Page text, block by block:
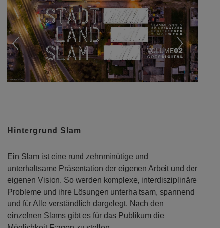
Hintergrund Slam
Ein Slam ist eine rund zehnminütige und
unterhaltsame Präsentation der eigenen Arbeit und der
eigenen Vision. So werden komplexe, interdisziplinäre
Probleme und ihre Lösungen unterhaltsam, spannend
und für Alle verständlich dargelegt. Nach den
einzelnen Slams gibt es für das Publikum die